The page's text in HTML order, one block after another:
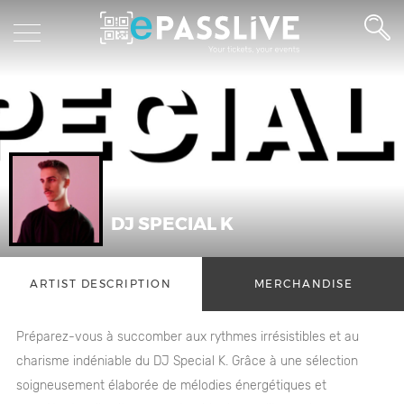
DJ SPECIAL K
ARTIST DESCRIPTION MERCHANDISE
Préparez-vous à succomber aux rythmes irrésistibles et au
charisme indéniable du DJ Special K. Grâce à une sélection
soigneusement élaborée de mélodies énergétiques et